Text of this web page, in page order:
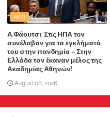
ANTI
Α.Φάουτσι: Στις ΗΠΑ τον
συνέλαβαν για τα εγκλήματά
του στην πανδημία – Στην
Ελλάδα τον έκαναν μέλος της
Ακαδημίας Αθηνών!
August 08, 2026